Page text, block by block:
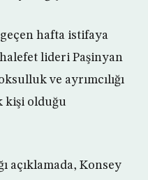
geçen hafta istifaya
lideri Paşinyan
ve ayrımcılığı
kişi olduğu
açıklamada, Konsey